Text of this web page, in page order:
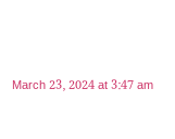
March 23, 2024 at 3:47 am